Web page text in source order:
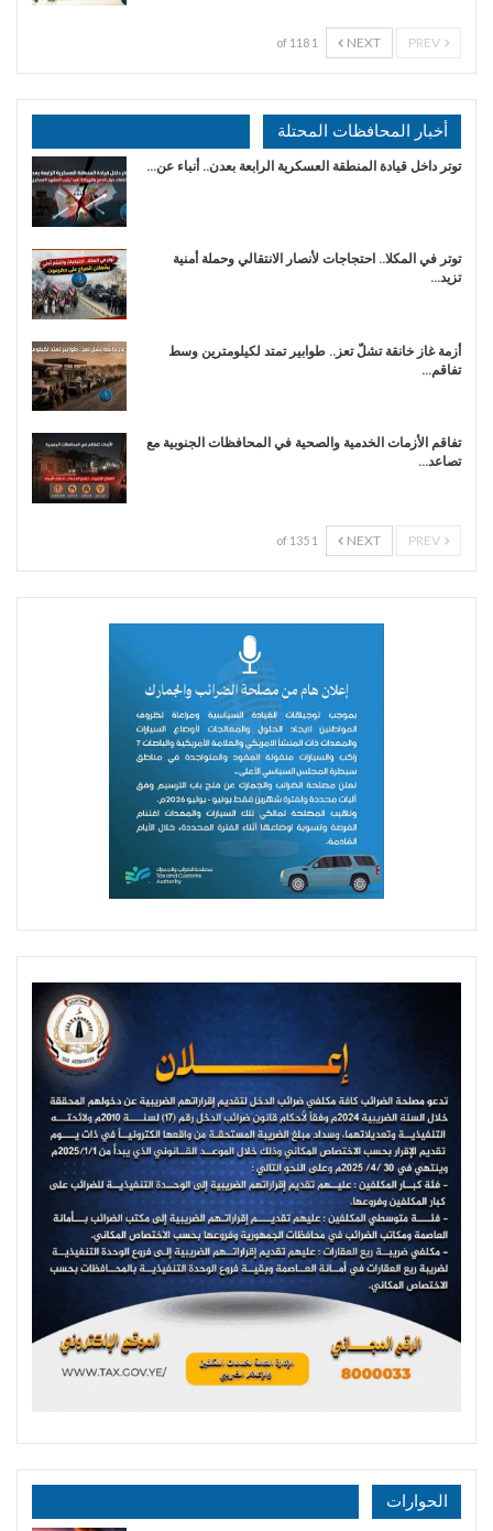
NEXT
1 of 118
أخبار المحافظات المحتلة
توتر داخل قيادة المنطقة العسكرية الرابعة بعدن.. أنباء عن…
توتر في المكلا.. احتجاجات لأنصار الانتقالي وحملة أمنية
تزيد…
أزمة غاز خانقة تشلّ تعز.. طوابير تمتد لكيلومترين وسط
تفاقم…
تفاقم الأزمات الخدمية والصحية في المحافظات الجنوبية مع
تصاعد…
NEXT
1 of 135
الحوارات